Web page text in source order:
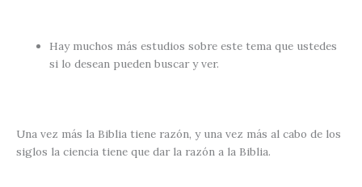
Hay muchos más estudios sobre este tema que ustedes
si lo desean pueden buscar y ver.
Una vez más la Biblia tiene razón, y una vez más al cabo de los
siglos la ciencia tiene que dar la razón a la Biblia.